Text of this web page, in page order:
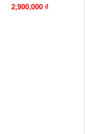
2,900,000 ₫